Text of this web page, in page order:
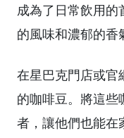
成為了日常飲用的
的風味和濃郁的香
在星巴克門店或官
的咖啡豆。將這
者，讓他們也能在